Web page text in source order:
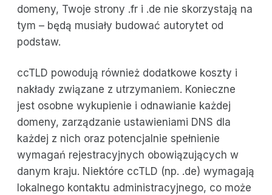
domeny, Twoje strony .fr i .de nie skorzystają na
tym – będą musiały budować autorytet od
podstaw.
ccTLD powodują również dodatkowe koszty i
nakłady związane z utrzymaniem. Konieczne
jest osobne wykupienie i odnawianie każdej
domeny, zarządzanie ustawieniami DNS dla
każdej z nich oraz potencjalnie spełnienie
wymagań rejestracyjnych obowiązujących w
danym kraju. Niektóre ccTLD (np. .de) wymagają
lokalnego kontaktu administracyjnego, co może